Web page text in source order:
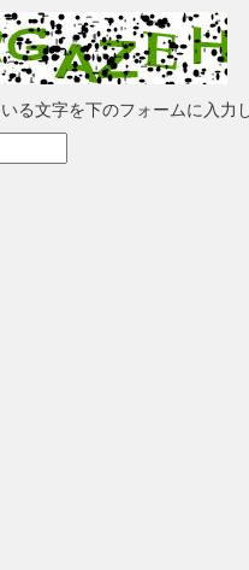
る文字を下のフォームに入力